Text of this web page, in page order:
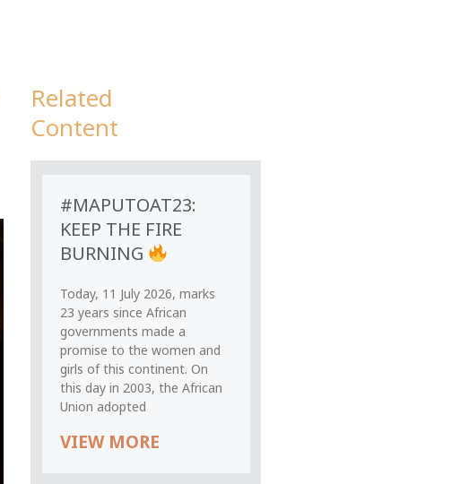
Related
Content
#MAPUTOAT23:
KEEP THE FIRE
BURNING
Today, 11 July 2026, marks
23 years since African
governments made a
promise to the women and
girls of this continent. On
this day in 2003, the African
Union adopted
VIEW MORE